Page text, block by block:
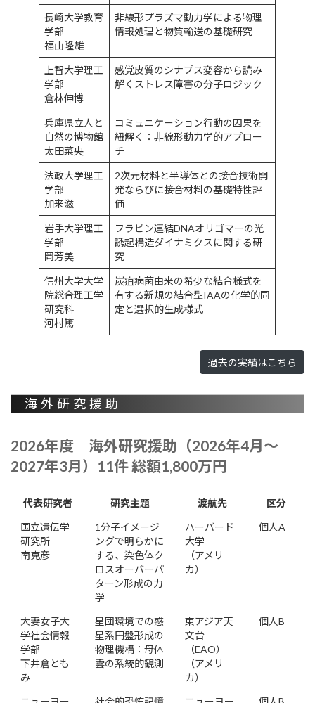
長崎大学教育
学部
福山隆雄
非線形プラズマ動力学による物理
情報処理と物質輸送の基礎研究
上智大学理工
学部
倉林伸博
感覚皮質のシナプス変容から読み
解くストレス障害の分子ロジック
兵庫県立人と
自然の博物館
太田菜央
コミュニケーション行動の因果を
紐解く：非線形動力学的アプロー
チ
法政大学理工
学部
加来滋
2次元材料と半導体との接合技術開
発ならびに接合材料の基礎特性評
価
岩手大学理工
学部
岡芳美
フラビン連結DNAオリゴマーの光
誘起構造ダイナミクスに関する研
究
信州大学大学
院総合理工学
研究科
河村篤
炭疽病菌由来の希少な結合様式を
有する新規の結合型IAAの化学的同
定と選択的生成様式
過去の実績はこちら
海外研究援助
2026年度 海外研究援助（2026年4月～
2027年3月）11件 総額1,800万円
代表研究者 研究主題 渡航先
区分
国立遺伝学
研究所
南克彦
1分子イメージ
ングで明らかに
する、染色体ク
ロスオーバーパ
ターン形成の力
学
ハーバード
大学
（アメリ
カ）
個人A
大妻女子大
学社会情報
学部
下井倉とも
み
星団環境での惑
星系円盤形成の
物理機構：母体
雲の系統的観測
東アジア天
文台
（EAO）
（アメリ
カ）
個人B